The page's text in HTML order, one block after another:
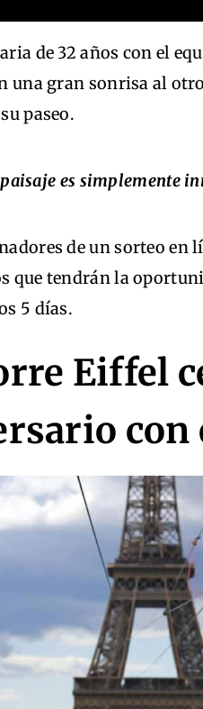
de 32 años con el
una gran sonrisa al
paseo.
es simplemente
de un sorteo
que tendrán la
5 días.
Eiffel
con